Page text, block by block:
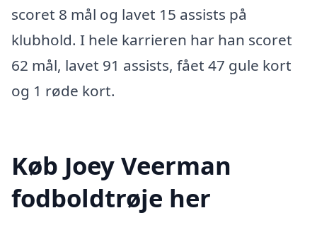
scoret 8 mål og lavet 15 assists på
klubhold. I hele karrieren har han scoret
62 mål, lavet 91 assists, fået 47 gule kort
og 1 røde kort.
Køb Joey Veerman
fodboldtrøje her